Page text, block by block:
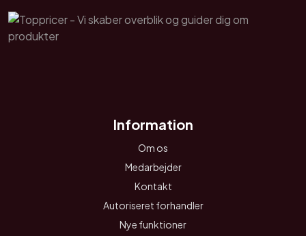
Information
Om os
Medarbejder
Kontakt
Autoriseret forhandler
Nye funktioner